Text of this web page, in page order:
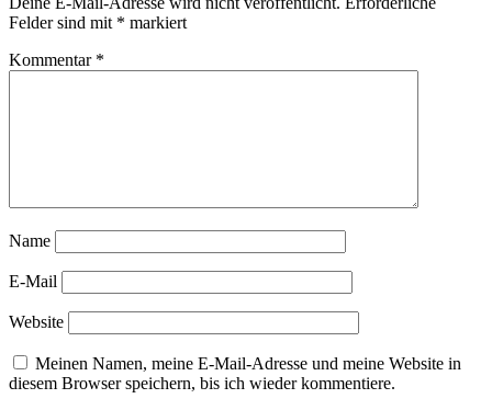
Felder sind mit * markiert
Kommentar *
Name
E-Mail
Website
Meinen Namen, meine E-Mail-Adresse und meine Website in
diesem Browser speichern, bis ich wieder kommentiere.